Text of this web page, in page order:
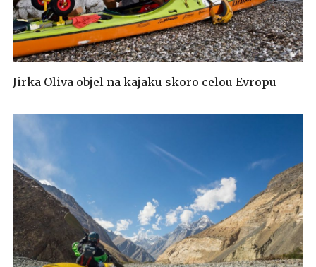
Jirka Oliva objel na kajaku skoro celou Evropu